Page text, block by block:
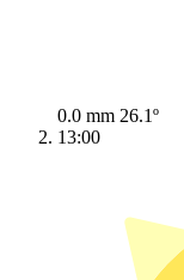
0.0 mm 26.1º
13:00